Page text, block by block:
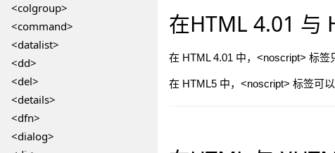
<colgroup>
<command>
<datalist>
<dd>
<del>
<details>
<dfn>
<dialog>
在HTML 4.01 与
在 HTML 4.01 中，<noscript> 标签
在 HTML5 中，<noscript> 标签可